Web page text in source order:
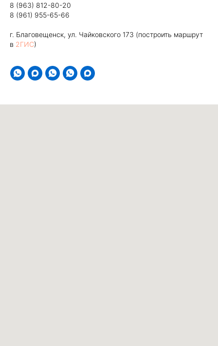
8 (963) 812-80-20
8 (961) 955-65-66
г. Благовещенск, ул. Чайковского 173 (построить маршрут
в 2ГИС)